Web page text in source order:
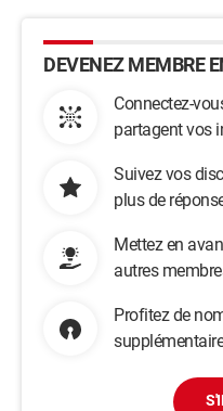
DEVENEZ MEMBRE
Connectez-
partagent vos
Suivez vos
plus de
Mettez en
autres
Profitez de